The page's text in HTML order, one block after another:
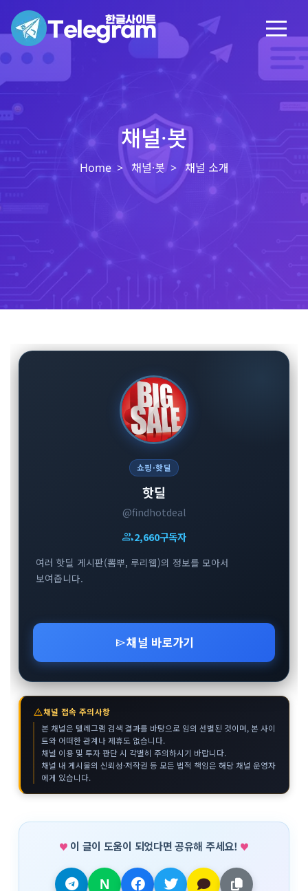
채널·봇
Home 채널·봇 채널 소개
쇼핑·핫딜
핫딜
@findhotdeal
group2,660구독자
여러 핫딜 게시판(뽐뿌, 루리웹)의 정보를 모아서
보여줍니다.
send채널 바로가기
warning채널 접속 주의사항
본 채널은 텔레그램 검색 결과를 바탕으로 임의 선별된 것이며, 본 사이
트와 어떠한 관계나 제휴도 없습니다.
채널 이용 및 투자 판단 시 각별히 주의하시기 바랍니다.
채널 내 게시물의 신뢰성·저작권 등 모든 법적 책임은 해당 채널 운영자
에게 있습니다.
이 글이 도움이 되었다면 공유해 주세요!